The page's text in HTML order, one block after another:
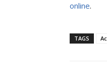
online.
TAGS